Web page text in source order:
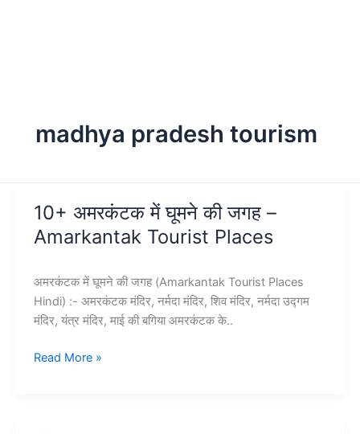
madhya pradesh tourism
10+ अमरकंटक में घूमने की जगह –
Amarkantak Tourist Places
अमरकंटक में घूमने की जगह (Amarkantak Tourist Places
Hindi) :- अमरकंटक मंदिर, नर्मदा मंदिर, शिव मंदिर, नर्मदा उद्गम
मंदिर, यंत्र मंदिर, माई की बगिया अमरकंटक के..
10+
Read More »